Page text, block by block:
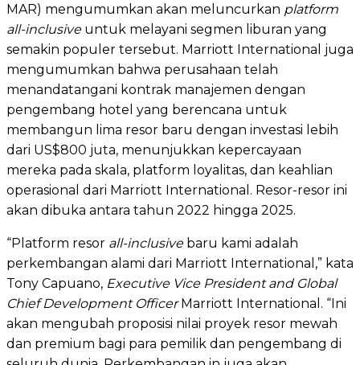
MAR) mengumumkan akan meluncurkan platform
all-inclusiveuntuk melayani segmen liburan yang
semakin populer tersebut. Marriott International juga
mengumumkan bahwa perusahaan telah
menandatangani kontrak manajemen dengan
pengembang hotel yang berencana untuk
membangun lima resor baru dengan investasi lebih
dari US$800 juta, menunjukkan kepercayaan
mereka pada skala, platform loyalitas, dan keahlian
operasional dari Marriott International. Resor-resor ini
akan dibuka antara tahun 2022 hingga 2025.
“Platform resor all-inclusivebaru kami adalah
perkembangan alami dari Marriott International,” kata
Tony Capuano, Executive Vice President and Global
Chief Development OfficerMarriott International. “Ini
akan mengubah proposisi nilai proyek resor mewah
dan premium bagi para pemilik dan pengembang di